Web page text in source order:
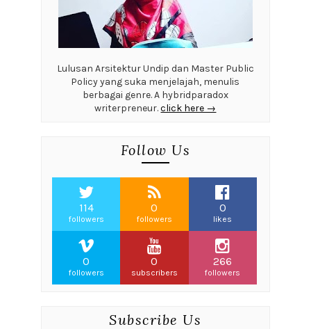
Lulusan Arsitektur Undip dan Master Public
Policy yang suka menjelajah, menulis
berbagai genre. A hybridparadox
writerpreneur.click here →
Follow Us
114
followers
0
followers
0
likes
0
followers
0
subscribers
266
followers
Subscribe Us